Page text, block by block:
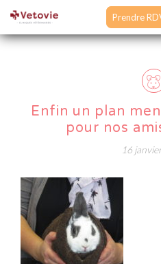
Prendre
Enfin un plan
pour nos
16